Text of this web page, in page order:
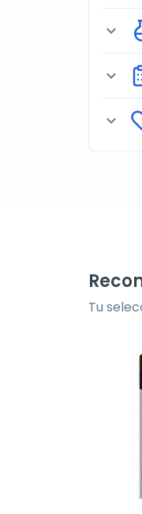
expand_more
expand_more
expand_more
Tu